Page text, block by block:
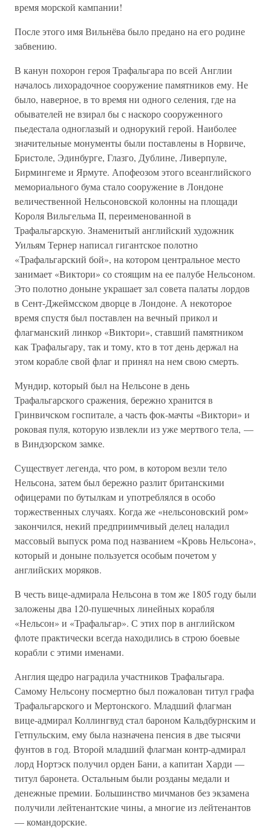
время морской кампании!
После этого имя Вильнёва было предано на его родине
забвению.
В канун похорон героя Трафальгара по всей Англии
началось лихорадочное сооружение памятников ему. Не
было, наверное, в то время ни одного селения, где на
обывателей не взирал бы с наскоро сооруженного
пьедестала одноглазый и однорукий герой. Наиболее
значительные монументы были поставлены в Норвиче,
Бристоле, Эдинбурге, Глазго, Дублине, Ливерпуле,
Бирмингеме и Ярмуте. Апофеозом этого всеанглийского
мемориального бума стало сооружение в Лондоне
величественной Нельсоновской колонны на площади
Короля Вильгельма II, переименованной в
Трафальгарскую. Знаменитый английский художник
Уильям Тернер написал гигантское полотно
«Трафальгарский бой», на котором центральное место
занимает «Виктори» со стоящим на ее палубе Нельсоном.
Это полотно доныне украшает зал совета палаты лордов
в Сент-Джеймсском дворце в Лондоне. А некоторое
время спустя был поставлен на вечный прикол и
флагманский линкор «Виктори», ставший памятником
как Трафальгару, так и тому, кто в тот день держал на
этом корабле свой флаг и принял на нем свою смерть.
Мундир, который был на Нельсоне в день
Трафальгарского сражения, бережно хранится в
Гринвичском госпитале, а часть фок-мачты «Виктори» и
роковая пуля, которую извлекли из уже мертвого тела, —
в Виндзорском замке.
Существует легенда, что ром, в котором везли тело
Нельсона, затем был бережно разлит британскими
офицерами по бутылкам и употреблялся в особо
торжественных случаях. Когда же «нельсоновский ром»
закончился, некий предприимчивый делец наладил
массовый выпуск рома под названием «Кровь Нельсона»,
который и доныне пользуется особым почетом у
английских моряков.
В честь вице-адмирала Нельсона в том же 1805 году были
заложены два 120-пушечных линейных корабля
«Нельсон» и «Трафальгар». С этих пор в английском
флоте практически всегда находились в строю боевые
корабли с этими именами.
Англия щедро наградила участников Трафальгара.
Самому Нельсону посмертно был пожалован титул графа
Трафальгарского и Мертонского. Младший флагман
вице-адмирал Коллингвуд стал бароном Кальдбурнским и
Гетпульским, ему была назначена пенсия в две тысячи
фунтов в год. Второй младший флагман контр-адмирал
лорд Нортэск получил орден Бани, а капитан Харди —
титул баронета. Остальным были розданы медали и
денежные премии. Большинство мичманов без экзамена
получили лейтенантские чины, а многие из лейтенантов
— командорские.